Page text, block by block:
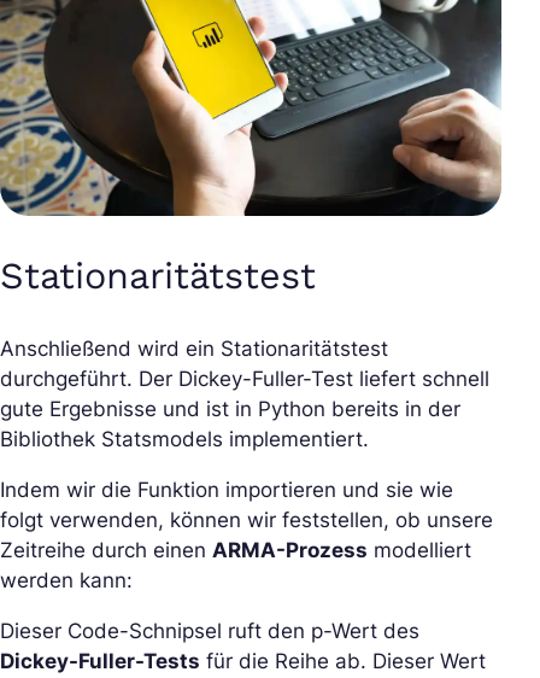
Stationaritätstest
Anschließend wird ein Stationaritätstest
durchgeführt. Der Dickey-Fuller-Test liefert schnell
gute Ergebnisse und ist in Python bereits in der
Bibliothek Statsmodels implementiert.
Indem wir die Funktion importieren und sie wie
folgt verwenden, können wir feststellen, ob unsere
Zeitreihe durch einen ARMA-Prozess modelliert
werden kann:
Dieser Code-Schnipsel ruft den p-Wert des
Dickey-Fuller-Tests für die Reihe ab. Dieser Wert